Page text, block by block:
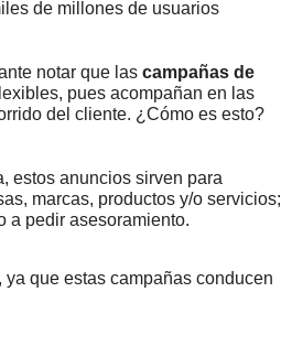
de millones de usuarios
notar que las campañas de
pues acompañan en las
del cliente. ¿Cómo es esto?
estos anuncios sirven para
marcas, productos y/o servicios;
a pedir asesoramiento.
ya que estas campañas conducen